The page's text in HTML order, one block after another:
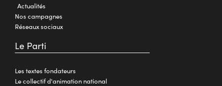
Actualités
Nos campagnes
Réseaux sociaux
Le Parti
Les textes fondateurs
Le collectif d'animation national